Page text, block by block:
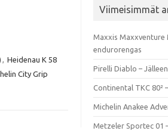
, Heidenau K 58
City Grip
Viimeisimmät
Maxxis Maxxventure
endurorengas
Pirelli Diablo –
Continental TKC 80²
Michelin Anakee
Metzeler Sportec 01